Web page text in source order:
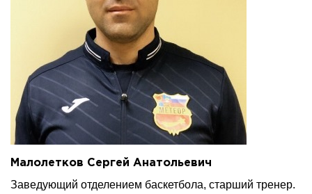
Малолетков Сергей Анатольевич
Заведующий отделением баскетбола, старший тренер.